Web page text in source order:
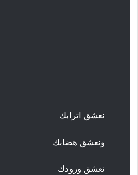
نعشق اترابك
ونعشق هضابك
نعشق ورودك